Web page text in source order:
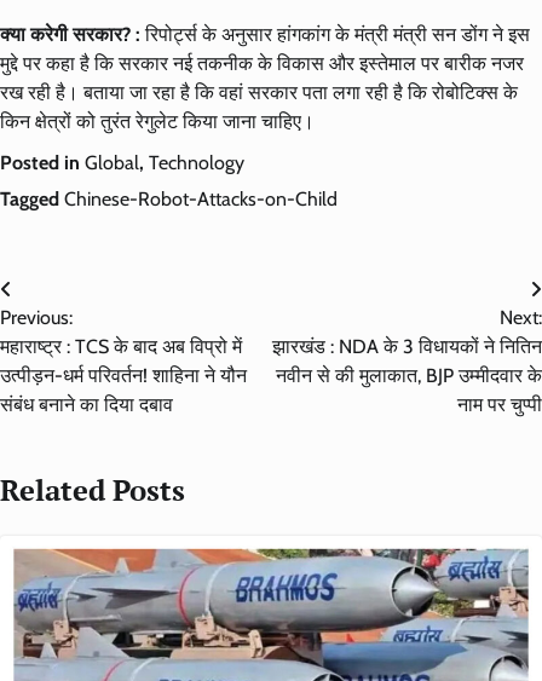
क्या करेगी सरकार? : रिपोर्ट्स के अनुसार हांगकांग के मंत्री मंत्री सन डोंग ने इस
मुद्दे पर कहा है कि सरकार नई तकनीक के विकास और इस्तेमाल पर बारीक नजर
रख रही है। बताया जा रहा है कि वहां सरकार पता लगा रही है कि रोबोटिक्स के
किन क्षेत्रों को तुरंत रेगुलेट किया जाना चाहिए।
Posted in Global, Technology
Tagged Chinese-Robot-Attacks-on-Child
Post
navigation
Previous:
महाराष्ट्र : TCS के बाद अब विप्रो में
उत्पीड़न-धर्म परिवर्तन! शाहिना ने यौन
संबंध बनाने का दिया दबाव
Next:
झारखंड : NDA के 3 विधायकों ने नितिन
नवीन से की मुलाकात, BJP उम्मीदवार के
नाम पर चुप्पी
Related Posts